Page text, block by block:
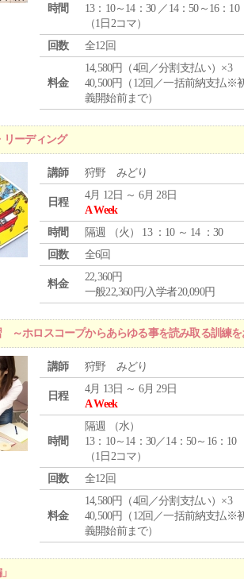
時間
13：10～14：30 ／14：50～16：10
（1日2コマ）
回数
全12回
料金
14,580円（4回／分割支払い）×3
40,500円（12回／一括前納支払※
義開始前まで）
リーディング
講師 狩野 みどり
日程
4月 12日 ～ 6月 28日
A Week
時間
隔週 （火 ） 13 ：10 ～ 14 ：30
回数
全6回
料金
22,360円
一般22,360円/入学者20,090円
～ホロスコープからあらゆる事を読み取る訓練を
講師 狩野 みどり
日程
4月 13日 ～ 6月 29日
A Week
時間
隔週 （水）
13：10～14：30／14：50～16：10
（1日2コマ）
回数
全12回
料金
14,580円（4回／分割支払い）×3
40,500円（12回／一括前納支払※
義開始前まで）